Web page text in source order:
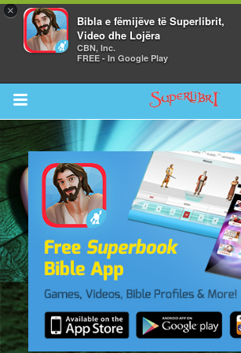
×
Bibla e fëmijëve të Superlibrit,
Video dhe Lojëra
CBN, Inc.
FREE - In Google Play
Return to Content